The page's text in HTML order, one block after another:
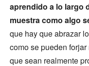
aprendido a lo largo
muestra como algo
que hay que abrazar
como se pueden
que sean realmente